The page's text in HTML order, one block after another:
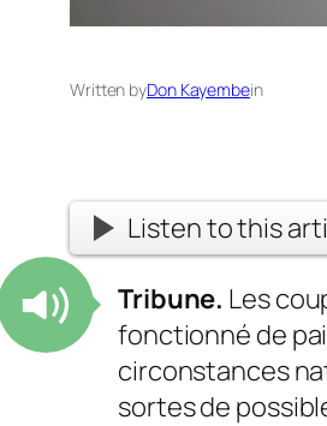
Written byDon Kayembein
Listen to this
Tribune. Les
fonctionné de
circonstances
sortes de